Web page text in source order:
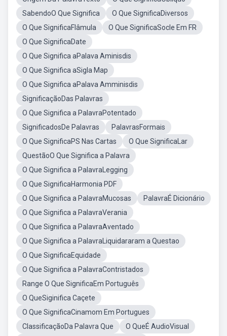
SabendoO Que Significa
O Que SignificaDiversos
O Que SignificaFlâmula
O Que SignificaSocle Em FR
O Que SignificaDate
O Que Significa aPalava Aminisdis
O Que Significa aSigla Map
O Que Significa aPalava Amminisdis
SignificaçãoDas Palavras
O Que Significa a PalavraPotentado
SignificadosDe Palavras
PalavrasFormais
O Que SignificaPS Nas Cartas
O Que SignificaLar
QuestãoO Que Significa a Palavra
O Que Significa a PalavraLegging
O Que SignificaHarmonia PDF
O Que Significa a PalavraMucosas
PalavraÉ Dicionário
O Que Significa a PalavraVerania
O Que Significa a PalavraAventado
O Que Significa a PalavraLiquidararam a Questao
O Que SignificaEquidade
O Que Significa a PalavraContristados
Range O Que SignificaEm Português
O QueSiginifica Caçete
O Que SignificaCinamom Em Portugues
ClassificaçãoDa Palavra Que
O QueÉ AudioVisual